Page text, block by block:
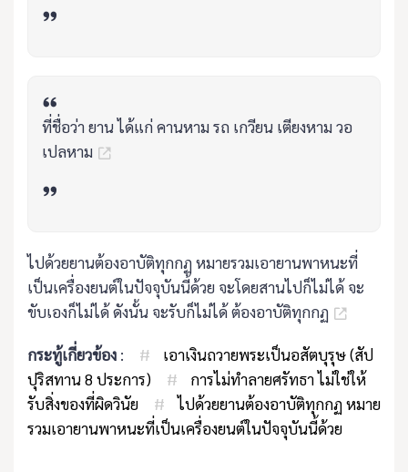
ที่ชื่อว่า ยาน ได้แก่ คานหาม รถ เกวียน เตียงหาม วอ
เปลหาม
ไปด้วยยานต้องอาบัติทุกกฏ หมายรวมเอายานพาหนะที่
เป็นเครื่องยนต์ในปัจจุบันนี้ด้วย จะโดยสานไปก็ไม่ได้ จะ
ขับเองก็ไม่ได้ ดังนั้น จะรับก็ไม่ได้ ต้องอาบัติทุกกฏ
กระทู้เกี่ยวข้อง : #
เอาเงินถวายพระเป็นอสัตบุรุษ (สัป
ปุริสทาน 8 ประการ)
#
การไม่ทำลายศรัทธา ไม่ใช่ให้
รับสิ่งของที่ผิดวินัย
#
ไปด้วยยานต้องอาบัติทุกกฏ หมาย
รวมเอายานพาหนะที่เป็นเครื่องยนต์ในปัจจุบันนี้ด้วย